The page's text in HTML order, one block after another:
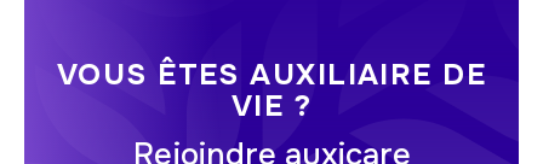
VOUS ÊTES AUXILIAIRE DE
VIE ?
Rejoindre auxicare